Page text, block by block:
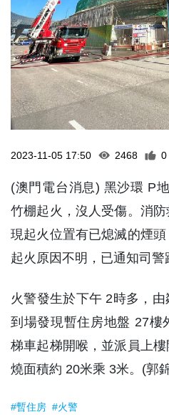
2023-11-05 17:50 2468 0
(澳門電台消息) 黑沙環 P
竹棚起火，沒人受傷。消
現起火位置有已熄滅的煙
起火原因不明，已通知司警
火警發生於下午 2時多，
到場發現暫住房地盤 27樓
梯車起梯開喉，並派員上
燒面積約 20米乘 3米。(郭
#暫住房 #火警